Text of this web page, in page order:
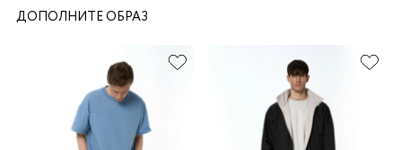
ДОПОЛНИТЕ ОБРАЗ